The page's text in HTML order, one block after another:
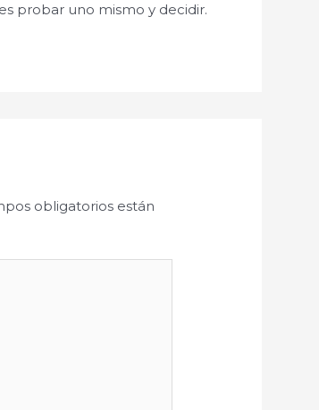
probar uno mismo y decidir.
obligatorios están